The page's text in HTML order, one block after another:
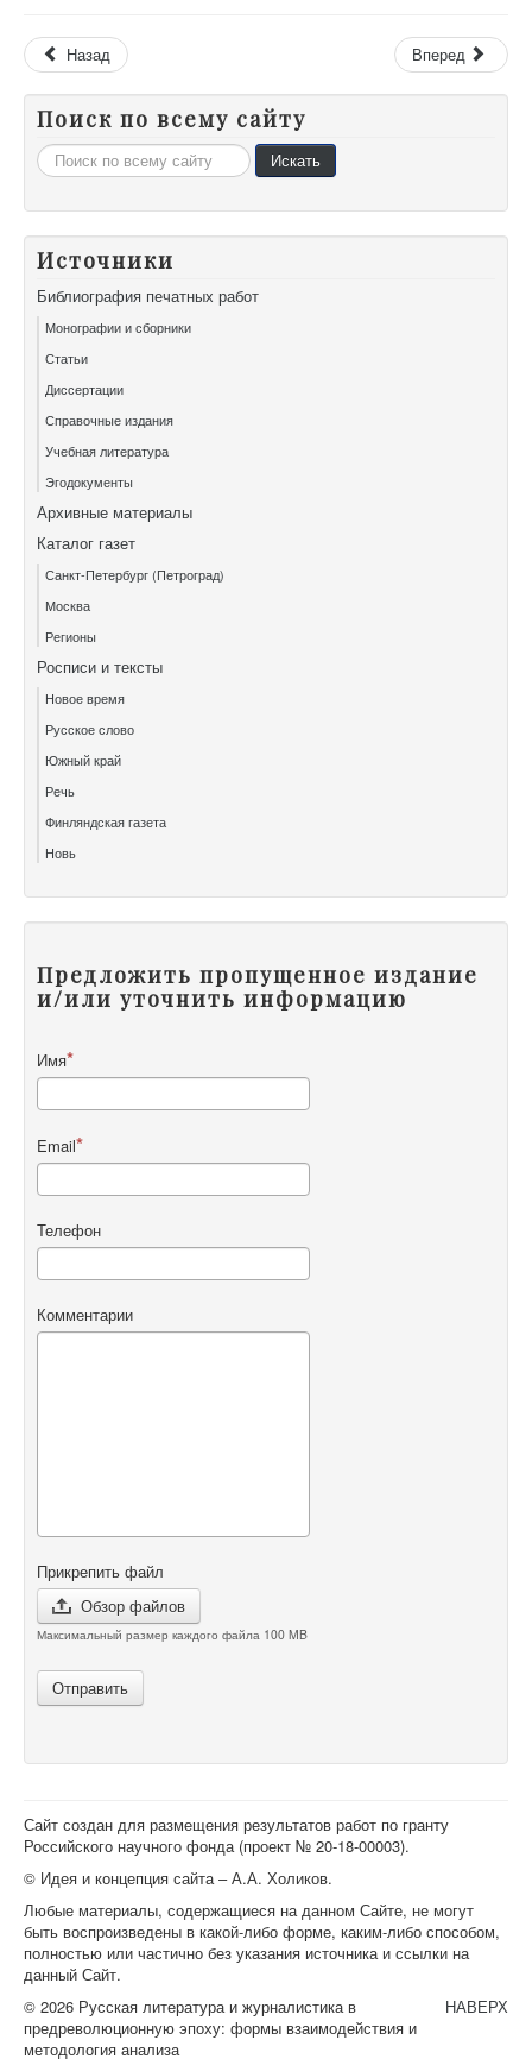
Назад Вперед
Поиск по всему сайту
Искать... Искать
Источники
Библиография печатных работ
Монографии и сборники
Статьи
Диссертации
Справочные издания
Учебная литература
Эгодокументы
Архивные материалы
Каталог газет
Санкт-Петербург (Петроград)
Москва
Регионы
Росписи и тексты
Новое время
Русское слово
Южный край
Речь
Финляндская газета
Новь
Предложить пропущенное издание
и/или уточнить информацию
Имя
Email
Телефон
Комментарии
Прикрепить файл
Обзор файлов
Максимальный размер каждого файла 100 MB
Отправить
Сайт создан для размещения результатов работ по гранту
Российского научного фонда (проект № 20-18-00003).
© Идея и концепция сайта – А.А. Холиков.
Любые материалы, содержащиеся на данном Сайте, не могут
быть воспроизведены в какой-либо форме, каким-либо способом,
полностью или частично без указания источника и ссылки на
данный Сайт.
НАВЕРХ
© 2026 Русская литература и журналистика в
предреволюционную эпоху: формы взаимодействия и
методология анализа